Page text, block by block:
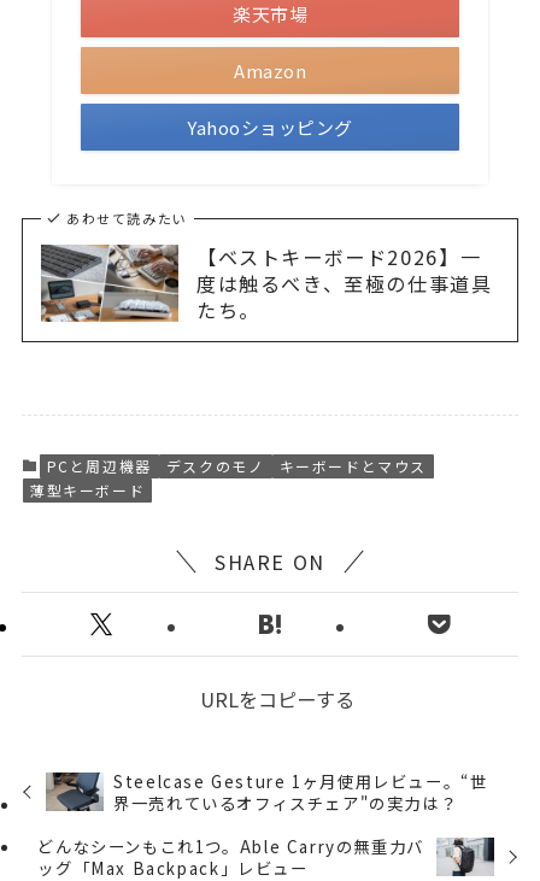
Amazon
楽天市場
Yahooショッピング
あわせて読みたい
【ベストキーボード2026】一
度は触るべき、至極の仕事道具
たち。
PCと周辺機器 デスクのモノ
キーボードとマウス
薄型キーボード
SHARE ON
URLをコピーする
Steelcase Gesture 1ヶ月使用レビュー。“世
界一売れているオフィスチェア"の実力は？
どんなシーンもこれ1つ。Able Carryの無重力バ
ッグ「Max Backpack」レビュー